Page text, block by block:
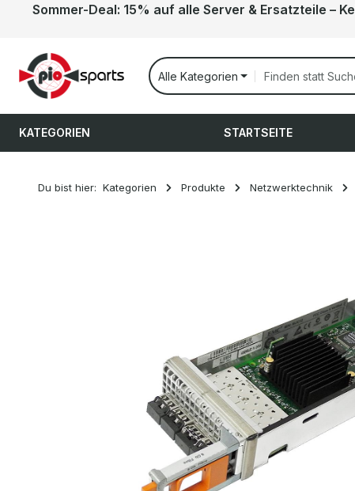
Hauptinhalt springen
Zur Suche springen
Zur Hauptnavigation springen
Sommer-Deal: 15% auf alle Server & Ersatzteile –
Alle Kategorien
KATEGORIEN STARTSEITE
Du bist hier: Kategorien Produkte Netzwerktechnik